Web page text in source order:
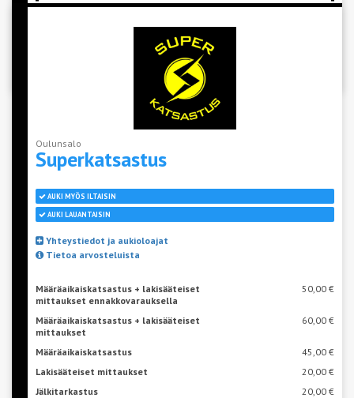
Tilaa alennuskuponki kännykkääsi - Klikkaa tästä!
Oulunsalo
Superkatsastus
AUKI MYÖS ILTAISIN
AUKI LAUANTAISIN
Yhteystiedot ja aukioloajat
Tietoa arvosteluista
Määräaikaiskatsastus + lakisääteiset
mittaukset ennakkovarauksella
50,00 €
Määräaikaiskatsastus + lakisääteiset
mittaukset
60,00 €
Määräaikaiskatsastus
45,00 €
Lakisääteiset mittaukset
20,00 €
Jälkitarkastus
20,00 €